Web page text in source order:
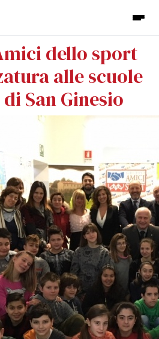
dello sport
alle scuole
San Ginesio